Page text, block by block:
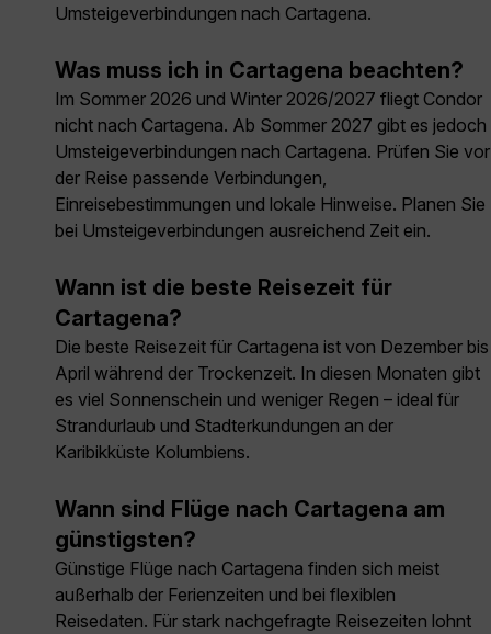
Umsteigeverbindungen nach Cartagena.
Was muss ich in Cartagena beachten?
Im Sommer 2026 und Winter 2026/2027 fliegt Condor
nicht nach Cartagena. Ab Sommer 2027 gibt es jedoch
Umsteigeverbindungen nach Cartagena. Prüfen Sie vor
der Reise passende Verbindungen,
Einreisebestimmungen und lokale Hinweise. Planen Sie
bei Umsteigeverbindungen ausreichend Zeit ein.
Wann ist die beste Reisezeit für
Cartagena?
Die beste Reisezeit für Cartagena ist von Dezember bis
April während der Trockenzeit. In diesen Monaten gibt
es viel Sonnenschein und weniger Regen – ideal für
Strandurlaub und Stadterkundungen an der
Karibikküste Kolumbiens.
Wann sind Flüge nach Cartagena am
günstigsten?
Günstige Flüge nach Cartagena finden sich meist
außerhalb der Ferienzeiten und bei flexiblen
Reisedaten. Für stark nachgefragte Reisezeiten lohnt